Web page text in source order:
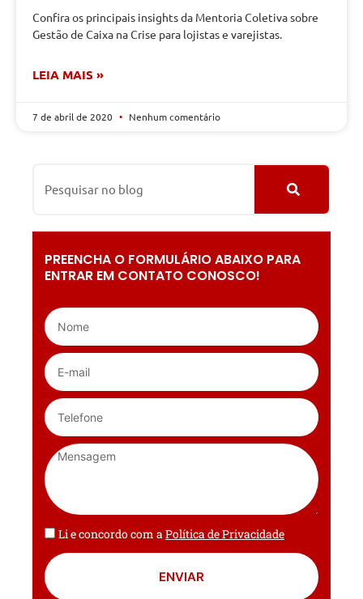
Confira os principais insights da Mentoria Coletiva sobre
Gestão de Caixa na Crise para lojistas e varejistas.
LEIA MAIS »
7 de abril de 2020 Nenhum comentário
PREENCHA O FORMULÁRIO ABAIXO PARA
ENTRAR EM CONTATO CONOSCO!
Li e concordo com a Política de Privacidade
ENVIAR